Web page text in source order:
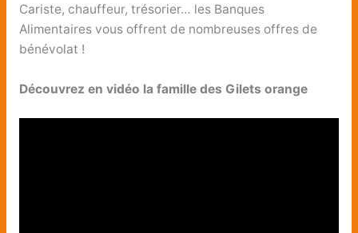
Cariste, chauffeur, trésorier… les Banques
Alimentaires vous offrent de nombreuses offres de
bénévolat !
Découvrez en vidéo la famille des Gilets orange